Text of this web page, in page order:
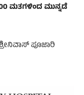
ಮತಗಳಿಂದ ಮುನ್ನಡೆ
ಪೂಜಾರಿ